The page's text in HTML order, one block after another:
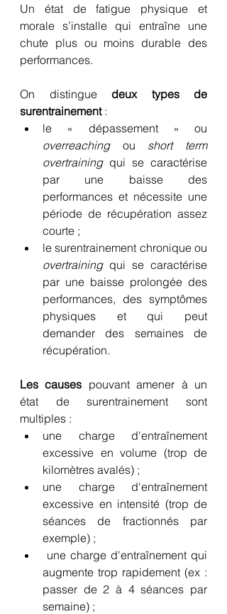
Un état de fatigue physique et
morale s’installe qui entraîne une
chute plus ou moins durable des
performances.
On distingue deux types de
surentrainement :
overreaching ou short term
overtraining qui se caractérise
par une baisse des
performances et nécessite une
période de récupération assez
courte ;
overtraining qui se caractérise
par une baisse prolongée des
performances, des symptômes
physiques et qui peut
demander des semaines de
récupération.
Les causes pouvant amener à un
état de surentrainement sont
multiples :
une charge d'entraînement
excessive en volume (trop de
kilomètres avalés) ;
une charge d'entraînement
excessive en intensité (trop de
séances de fractionnés par
exemple) ;
augmente trop rapidement (ex :
passer de 2 à 4 séances par
semaine) ;